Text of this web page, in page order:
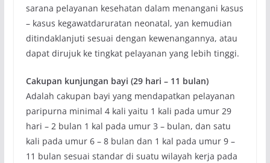
sarana pelayanan kesehatan dalam menangani kasus
– kasus kegawatdaruratan neonatal, yan kemudian
ditindaklanjuti sesuai dengan kewenangannya, atau
dapat dirujuk ke tingkat pelayanan yang lebih tinggi.
Cakupan kunjungan bayi (29 hari – 11 bulan)
Adalah cakupan bayi yang mendapatkan pelayanan
paripurna minimal 4 kali yaitu 1 kali pada umur 29
hari – 2 bulan 1 kal pada umur 3 – bulan, dan satu
kali pada umur 6 – 8 bulan dan 1 kal pada umur 9 –
11 bulan sesuai standar di suatu wilayah kerja pada